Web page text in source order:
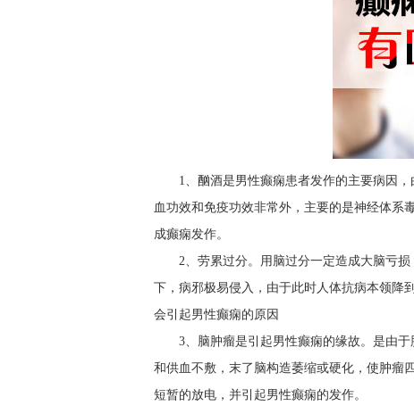
1、酗酒是男性癫痫患者发作的主要病因
血功效和免疫功效非常外，主要的是神经体系
成癫痫发作。
2、劳累过分。用脑过分一定造成大脑亏
下，病邪极易侵入，由于此时人体抗病本领降
会引起男性癫痫的原因
3、脑肿瘤是引起男性癫痫的缘故。是由
和供血不敷，末了脑构造萎缩或硬化，使肿瘤
短暂的放电，并引起男性癫痫的发作。